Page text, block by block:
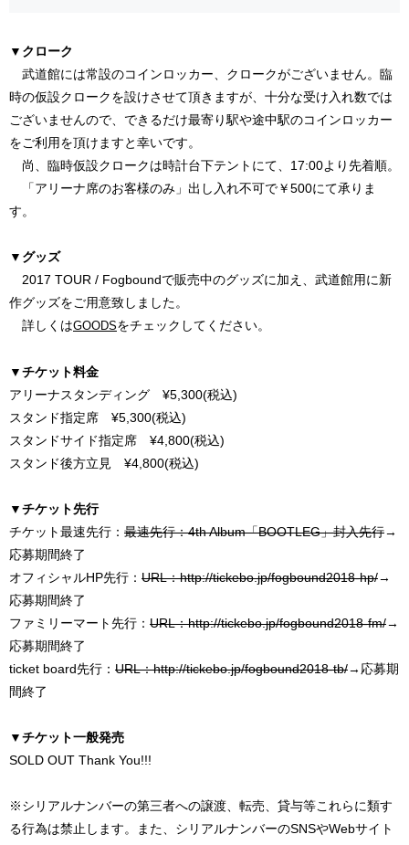
▼クローク
武道館には常設のコインロッカー、クロークがございません。臨
時の仮設クロークを設けさせて頂きますが、十分な受け入れ数では
ございませんので、できるだけ最寄り駅や途中駅のコインロッカー
をご利用を頂けますと幸いです。
尚、臨時仮設クロークは時計台下テントにて、17:00より先着順。
「アリーナ席のお客様のみ」出し入れ不可で￥500にて承りま
す。
▼グッズ
2017 TOUR / Fogboundで販売中のグッズに加え、武道館用に新
作グッズをご用意致しました。
詳しくはGOODSをチェックしてください。
▼チケット料金
アリーナスタンディング ¥5,300(税込)
スタンド指定席 ¥5,300(税込)
スタンドサイド指定席 ¥4,800(税込)
スタンド後方立見 ¥4,800(税込)
▼チケット先行
チケット最速先行： 最速先行：4th Album「BOOTLEG」封入先行→
応募期間終了
オフィシャルHP先行： URL：http://tickebo.jp/fogbound2018-hp/→
応募期間終了
ファミリーマート先行： URL：http://tickebo.jp/fogbound2018-fm/→
応募期間終了
ticket board先行： URL：http://tickebo.jp/fogbound2018-tb/→応募期
間終了
▼チケット一般発売
SOLD OUT Thank You!!!
※シリアルナンバーの第三者への譲渡、転売、貸与等これらに類す
る行為は禁止します。また、シリアルナンバーのSNSやWebサイト